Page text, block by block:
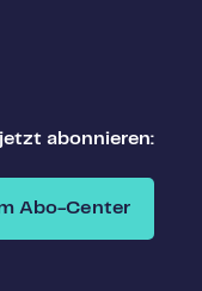
abonnieren:
Abo-Center